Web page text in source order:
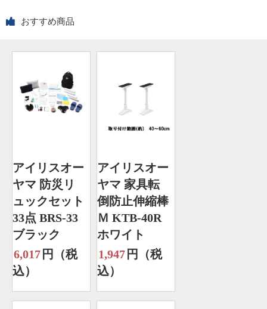
おすすめ商品
アイリスオー
ヤマ 防災リ
ュックセット
33点 BRS-33
ブラック
6,017 円（税
込）
アイリスオー
ヤマ 家具転
倒防止伸縮棒
Ｍ KTB-40R
ホワイト
1,947 円（税
込）